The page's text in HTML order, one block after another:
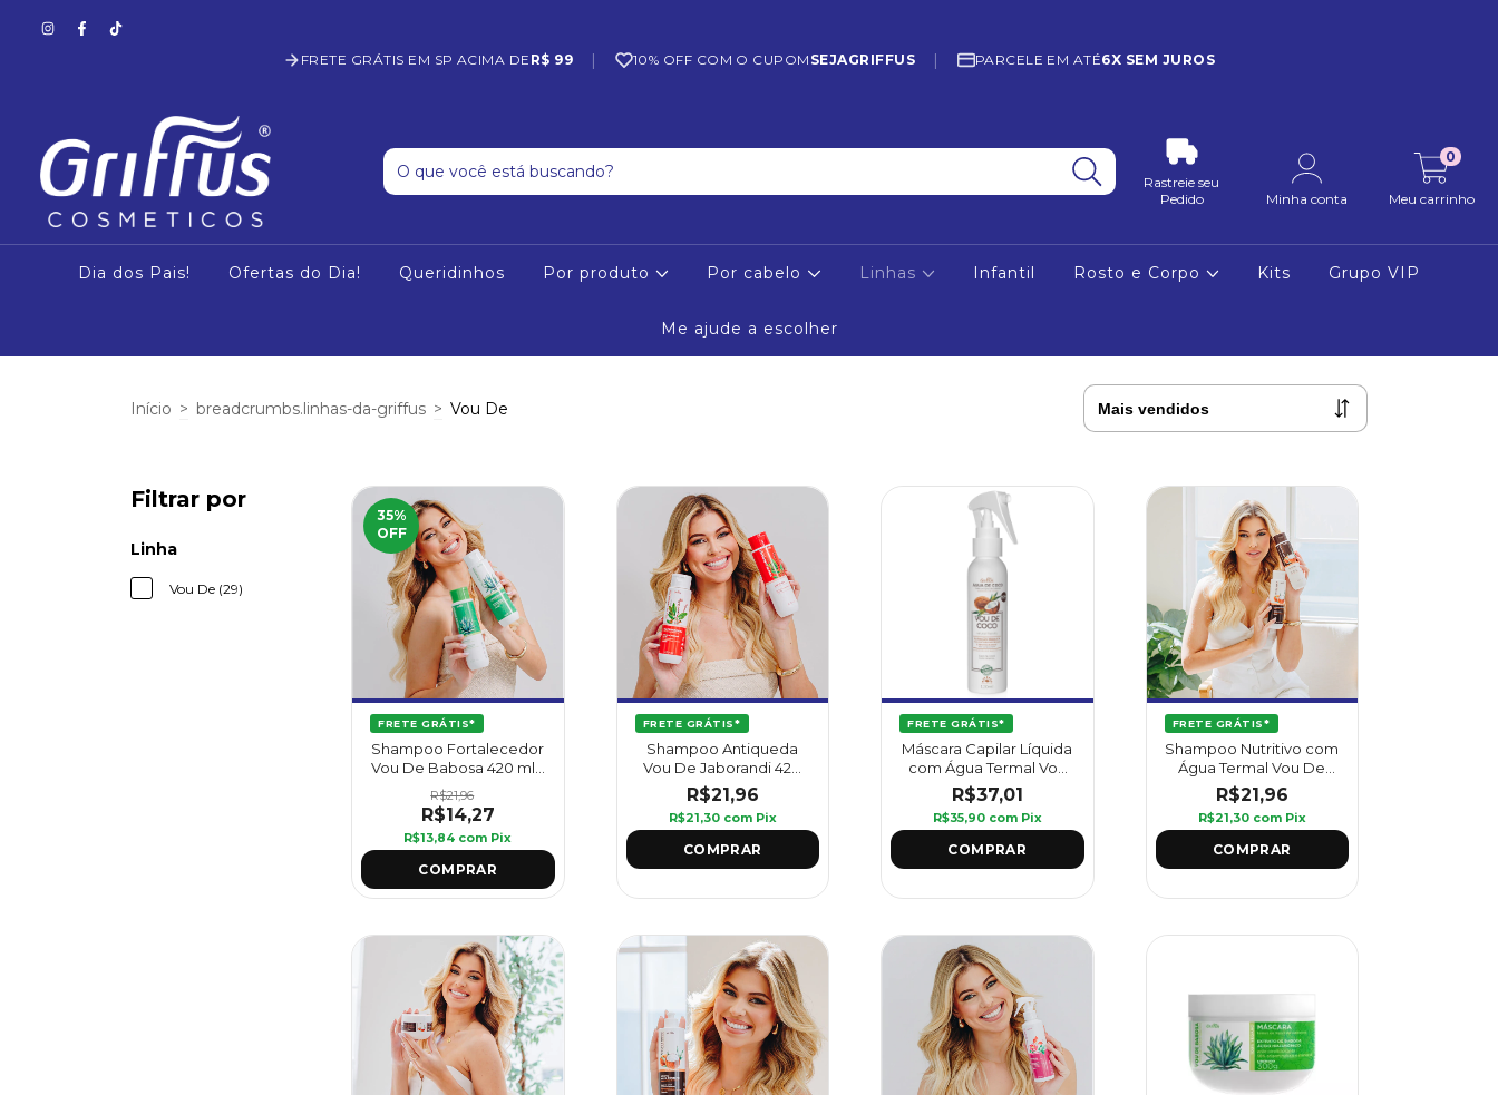
FRETE GRÁTIS EM SP ACIMA DE R$ 99 | 10% OFF COM O CUPOM SEJAGRIFFUS | PARCELE EM ATÉ6X SEM JUROS
Rastreie seu
Pedido
Minha conta Meu carrinho
0
Dia dos Pais! Ofertas do Dia! Queridinhos Por produto Por cabelo Linhas Infantil Rosto e Corpo Kits Grupo VIP
Me ajude a escolher
Início > breadcrumbs.linhas-da-griffus > Vou De
Filtrar por
Linha
Vou De (29)
35%
OFF
FRETE GRÁTIS*
Shampoo Fortalecedor
Vou De Babosa 420 ml -
Griffus
R$21,96
R$14,27
R$13,84 com Pix
FRETE GRÁTIS*
Shampoo Antiqueda
Vou De Jaborandi 420
ml - Griffus
R$21,96
R$21,30 com Pix
FRETE GRÁTIS*
Máscara Capilar Líquida
com Água Termal Vou
De Coco 120 ml - Griffus
R$37,01
R$35,90 com Pix
FRETE GRÁTIS*
Shampoo Nutritivo com
Água Termal Vou De
Coco 420 ml - Griffus
R$21,96
R$21,30 com Pix